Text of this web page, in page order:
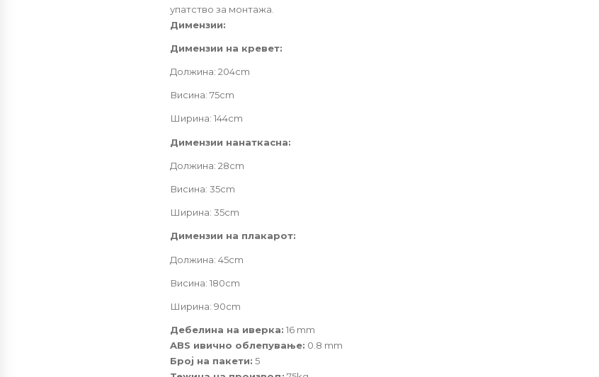
упатство за монтажа.
Димензии:
Димензии на кревет:
Должина: 204cm
Висина: 75cm
Ширина: 144cm
Димензии нанаткасна:
Должина: 28cm
Висина: 35cm
Ширина: 35cm
Димензии на плакарот:
Должина: 45cm
Висина: 180cm
Ширина: 90cm
Дебелина на иверка: 16 mm
ABS ивично облепување: 0.8 mm
Број на пакети: 5